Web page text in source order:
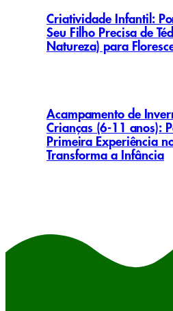
Criatividade Infantil:
Seu Filho Precisa de
Natureza) para
Acampamento de
Crianças (6-11 anos):
Primeira Experiência
Transforma a Infância